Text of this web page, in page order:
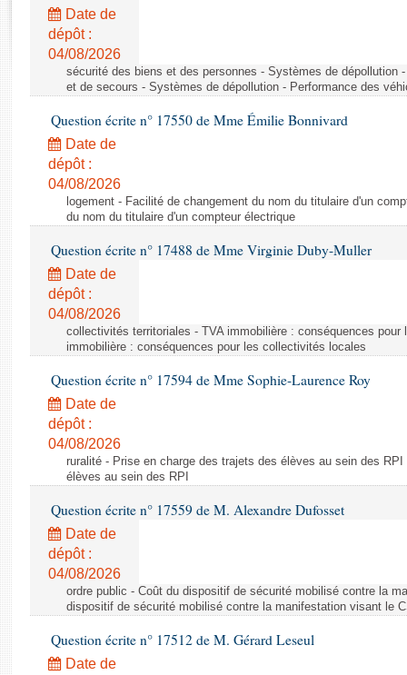
Rapports législatifs
Rapports sur l'application des lois
Baromètre de l’application des lois
Dossiers législatifs
Budget et sécurité sociale
Questions écrites et orales
Comptes rendus des débats
Date de
dépôt :
04/08/2026
sécurité des biens et des personnes - Systèmes de dépollution
et de secours - Systèmes de dépollution - Performance des
Question écrite n° 17550 de Mme Émilie Bonnivard
Date de
dépôt :
04/08/2026
logement - Facilité de changement du nom du titulaire d'un
du nom du titulaire d'un compteur électrique
Question écrite n° 17488 de Mme Virginie Duby-Muller
Date de
dépôt :
04/08/2026
collectivités territoriales - TVA immobilière : conséquences
immobilière : conséquences pour les collectivités locales
Question écrite n° 17594 de Mme Sophie-Laurence Roy
Date de
dépôt :
04/08/2026
ruralité - Prise en charge des trajets des élèves au sein des
élèves au sein des RPI
Question écrite n° 17559 de M. Alexandre Dufosset
Date de
dépôt :
04/08/2026
ordre public - Coût du dispositif de sécurité mobilisé contre la
dispositif de sécurité mobilisé contre la manifestation visant le
Question écrite n° 17512 de M. Gérard Leseul
Date de